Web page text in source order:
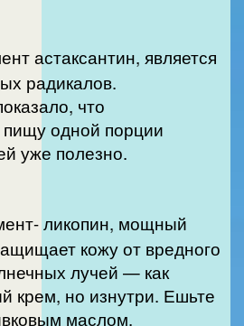
астаксантин, является
радикалов.
что
одной порции
уже полезно.
ликопин, мощный
кожу от вредного
лучей — как
крем, но изнутри. Ешьте
маслом.